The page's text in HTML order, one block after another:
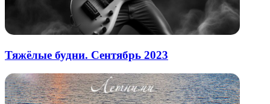
Тяжёлые будни. Сентябрь 2023